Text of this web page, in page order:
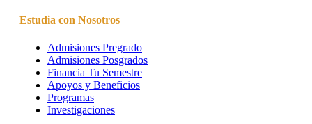
Estudia con Nosotros
Admisiones Pregrado
Admisiones Posgrados
Financia Tu Semestre
Apoyos y Beneficios
Programas
Investigaciones